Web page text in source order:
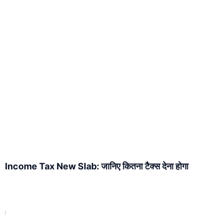
Income Tax New Slab: जानिए कितना टैक्स देना होगा